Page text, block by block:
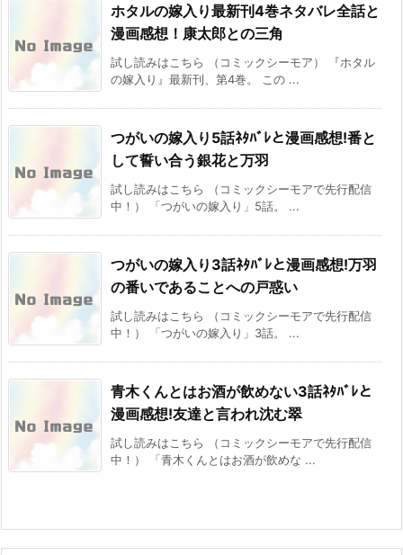
ホタルの嫁入り最新刊4巻ネタバレ全話と
漫画感想！康太郎との三角
試し読みはこちら （コミックシーモア） 『ホタル
の嫁入り』最新刊、第4巻。 この ...
つがいの嫁入り5話ﾈﾀﾊﾞﾚと漫画感想!番と
して誓い合う銀花と万羽
試し読みはこちら （コミックシーモアで先行配信
中！） 「つがいの嫁入り」5話。 ...
つがいの嫁入り3話ﾈﾀﾊﾞﾚと漫画感想!万羽
の番いであることへの戸惑い
試し読みはこちら （コミックシーモアで先行配信
中！） 「つがいの嫁入り」3話。 ...
青木くんとはお酒が飲めない3話ﾈﾀﾊﾞﾚと
漫画感想!友達と言われ沈む翠
試し読みはこちら （コミックシーモアで先行配信
中！） 「青木くんとはお酒が飲めな ...